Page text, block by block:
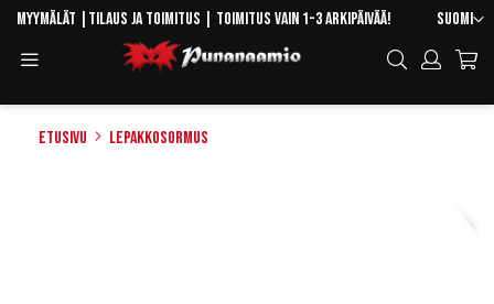
Skip
Content
Kieli
Suomi
Myymälät Tilaus ja toimitus | Toimitus vain 1-3 arkipäivää!
Hae
Etusivu Lepakkosormus